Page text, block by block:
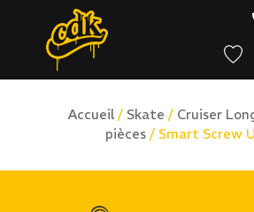
Accueil / Skate / Cruiser
pièces / Smart Screw